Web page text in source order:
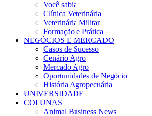
Você sabia
Clínica Veterinária
Veterinária Militar
Formação e Prática
NEGÓCIOS E MERCADO
Casos de Sucesso
Cenário Agro
Mercado Agro
Oportunidades de Negócio
História Agropecuária
UNIVERSIDADE
COLUNAS
Animal Business News